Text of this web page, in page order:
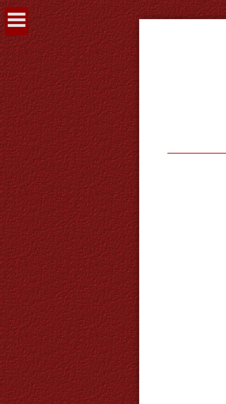
Voir
le
contenu